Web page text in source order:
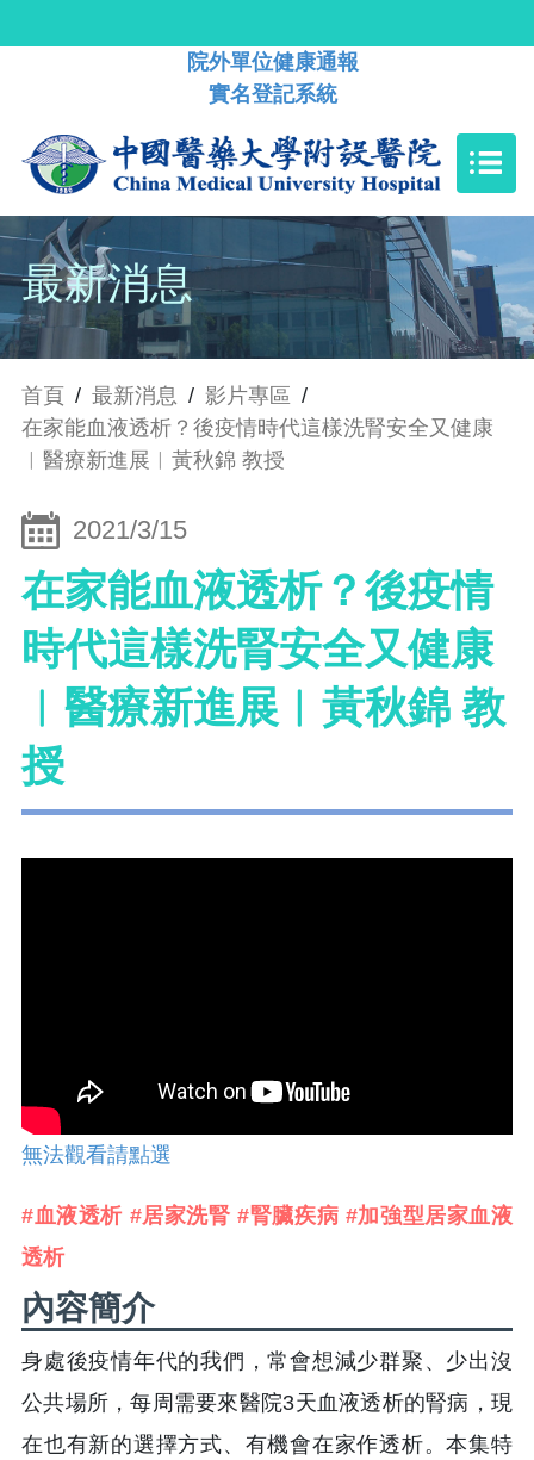
院外單位健康通報
實名登記系統
最新消息
首頁 / 最新消息 / 影片專區 /
在家能血液透析？後疫情時代這樣洗腎安全又健康
︱醫療新進展︱黃秋錦 教授
2021/3/15
在家能血液透析？後疫情
時代這樣洗腎安全又健康
︱醫療新進展︱黃秋錦 教
授
無法觀看請點選
#血液透析 #居家洗腎 #腎臟疾病 #加強型居家血液
透析
內容簡介
身處後疫情年代的我們，常會想減少群聚、少出沒
公共場所，每周需要來醫院3天血液透析的腎病，現
在也有新的選擇方式、有機會在家作透析。本集特